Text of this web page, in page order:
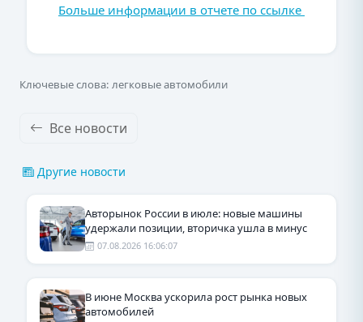
Больше информации в отчете по ссылке
Ключевые слова: легковые автомобили
Все новости
Другие новости
Авторынок России в июле: новые машины
удержали позиции, вторичка ушла в минус
07.08.2026 16:06:07
В июне Москва ускорила рост рынка новых
автомобилей